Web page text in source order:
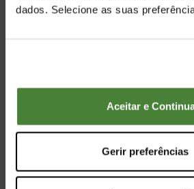
dados. Selecione as suas
Aceitar e
Gerir preferências